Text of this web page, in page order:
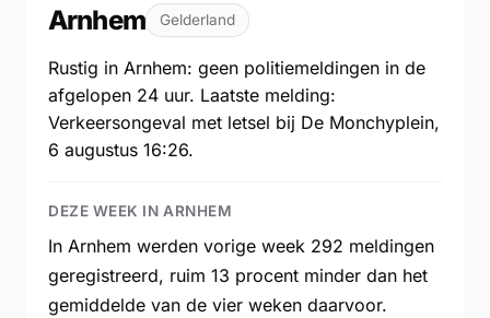
Arnhem Gelderland
Rustig in Arnhem: geen politiemeldingen in de
afgelopen 24 uur. Laatste melding:
Verkeersongeval met letsel bij De Monchyplein,
6 augustus 16:26.
DEZE WEEK IN ARNHEM
In Arnhem werden vorige week 292 meldingen
geregistreerd, ruim 13 procent minder dan het
gemiddelde van de vier weken daarvoor.